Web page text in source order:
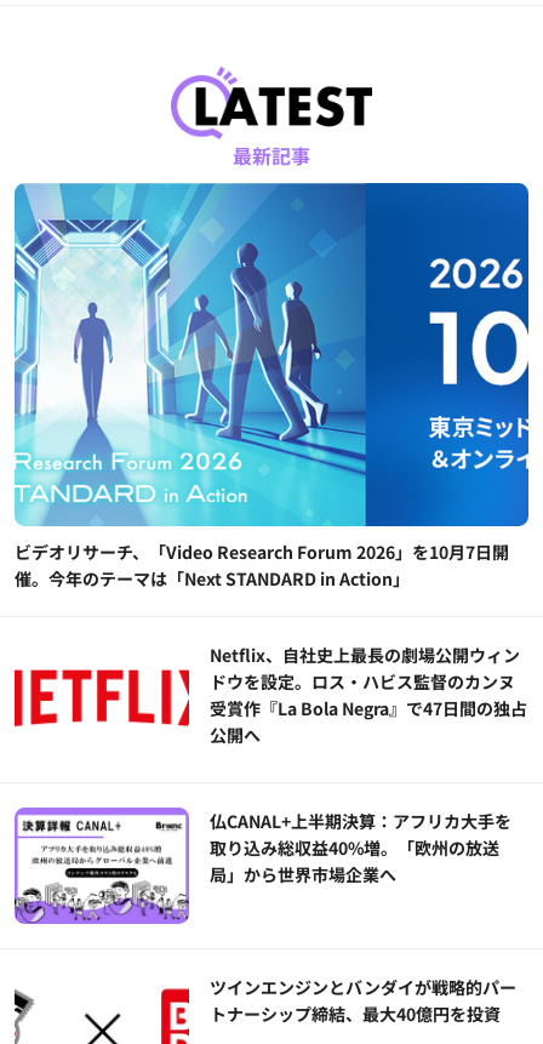
最新記事
ビデオリサーチ、「Video Research Forum 2026」を10月7日開
催。今年のテーマは「Next STANDARD in Action」
Netflix、自社史上最長の劇場公開ウィン
ドウを設定。ロス・ハビス監督のカンヌ
受賞作『La Bola Negra』で47日間の独占
公開へ
仏CANAL+上半期決算：アフリカ大手を
取り込み総収益40%増。「欧州の放送
局」から世界市場企業へ
ツインエンジンとバンダイが戦略的パー
トナーシップ締結、最大40億円を投資